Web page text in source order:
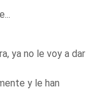
ya no le voy a dar
y le han